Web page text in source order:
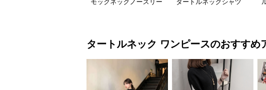
モックネックノースリー
タートルネックシャツ
タートルネック ワンピースのおすすめ